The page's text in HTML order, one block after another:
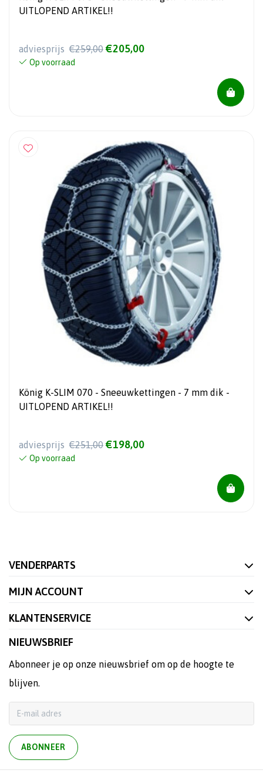
UITLOPEND ARTIKEL!!
adviesprijs €259,00 €205,00
Op voorraad
König K-SLIM 070 - Sneeuwkettingen - 7 mm dik -
UITLOPEND ARTIKEL!!
adviesprijs €251,00 €198,00
Op voorraad
VENDERPARTS
MIJN ACCOUNT
KLANTENSERVICE
NIEUWSBRIEF
Abonneer je op onze nieuwsbrief om op de hoogte te
blijven.
ABONNEER